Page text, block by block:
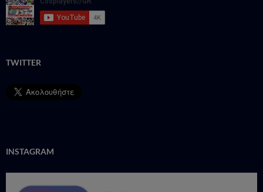
TWITTER
INSTAGRAM